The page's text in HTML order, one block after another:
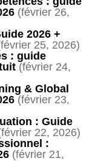
(février 26,
2026 +
25, 2026)
: guide
(février 24,
& Global
(février 23,
: Guide
22, 2026)
:
(février 21,